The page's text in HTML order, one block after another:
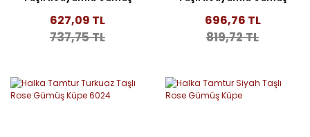
627,09 TL
737,75 TL
696,76 TL
819,72 TL